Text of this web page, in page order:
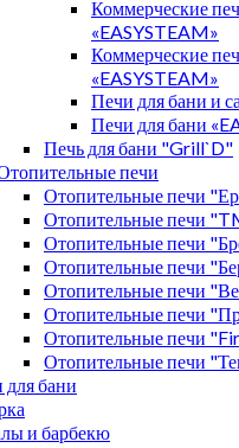
Коммерческие
«EASYSTEAM»
Коммерческие
«EASYSTEAM»
Печи для бани и
Печи для бани
Печь для бани "Grill`D"
печи
Отопительные печи
Отопительные печи
Отопительные печи
Отопительные печи
Отопительные печи
Отопительные печи
Отопительные печи
Отопительные печи
бани
и барбекю